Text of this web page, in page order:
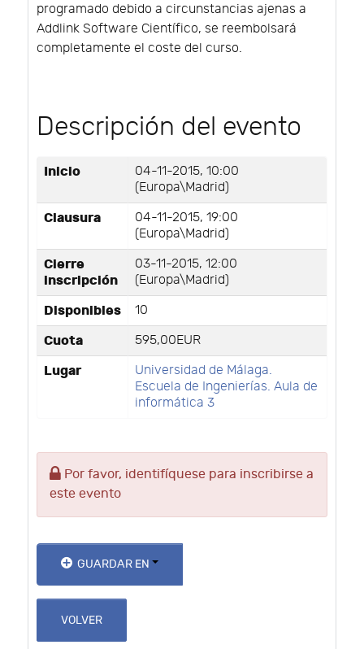
programado debido a circunstancias ajenas a
Addlink Software Científico, se reembolsará
completamente el coste del curso.
Descripción del evento
Inicio
04-11-2015, 10:00
(Europa\Madrid)
Clausura
04-11-2015, 19:00
(Europa\Madrid)
Cierre
inscripción
03-11-2015, 12:00
(Europa\Madrid)
Disponibles 10
Cuota 595,00EUR
Lugar
Universidad de Málaga.
Escuela de Ingenierías. Aula de
informática 3
Por favor, identifíquese para inscribirse a
este evento
GUARDAR EN
VOLVER